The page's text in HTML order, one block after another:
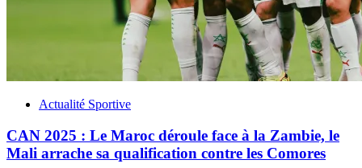
Actualité Sportive
‎CAN 2025 : Le Maroc déroule face à la Zambie, le
Mali arrache sa qualification contre les Comores